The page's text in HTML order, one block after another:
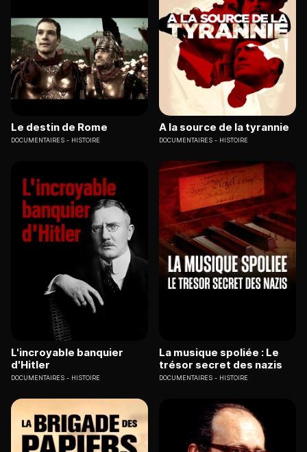
Le destin de Rome
DOCUMENTAIRES HISTOIRE
A la source de la tyrannie
DOCUMENTAIRES HISTOIRE
L'incroyable banquier
d'Hitler
DOCUMENTAIRES HISTOIRE
La musique spoliée : Le
trésor secret des nazis
DOCUMENTAIRES HISTOIRE